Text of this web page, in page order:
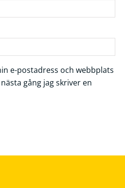
e-postadress och webbplats
gång jag skriver en